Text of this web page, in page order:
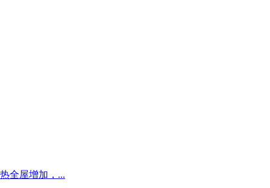
全屋增加，...